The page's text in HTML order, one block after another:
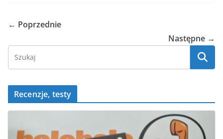
← Poprzednie
Następne →
Recenzje, testy